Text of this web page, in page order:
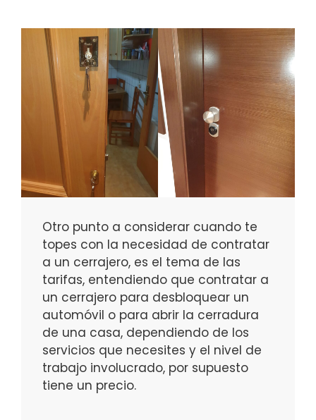
Otro punto a considerar cuando te
topes con la necesidad de contratar
a un cerrajero, es el tema de las
tarifas, entendiendo que contratar a
un cerrajero para desbloquear un
automóvil o para abrir la cerradura
de una casa, dependiendo de los
servicios que necesites y el nivel de
trabajo involucrado, por supuesto
tiene un precio.